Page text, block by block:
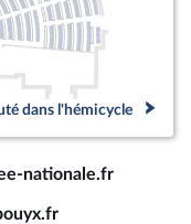
dans l'hémicycle
nationale.fr